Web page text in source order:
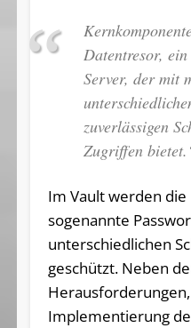
Datentresor,
Server, der mit
zuverlässigen
Zugriffen
Im Vault werden die
sogenannte
unterschiedlichen
geschützt. Neben
Implementierung